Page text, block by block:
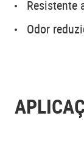
Resistente
Odor